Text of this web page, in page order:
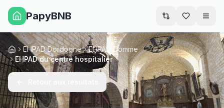
PapyBNB
AccueilEHPAD Dordogne
EHPAD Domme
EHPAD du centre hospitalier